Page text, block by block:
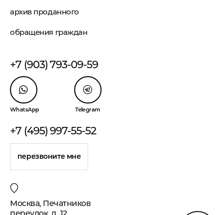
архив проданного
обращения граждан
+7 (903) 793-09-59
WhatsApp Telegram
+7 (495) 997-55-52
перезвоните мне
Москва, Печатников